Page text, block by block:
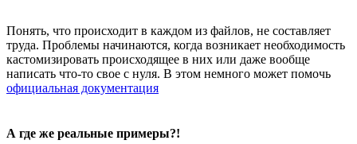
Понять, что происходит в каждом из файлов, не составляет
труда. Проблемы начинаются, когда возникает необходимость
кастомизировать происходящее в них или даже вообще
написать что-то свое с нуля. В этом немного может помочь
официальная документация
А где же реальные примеры?!